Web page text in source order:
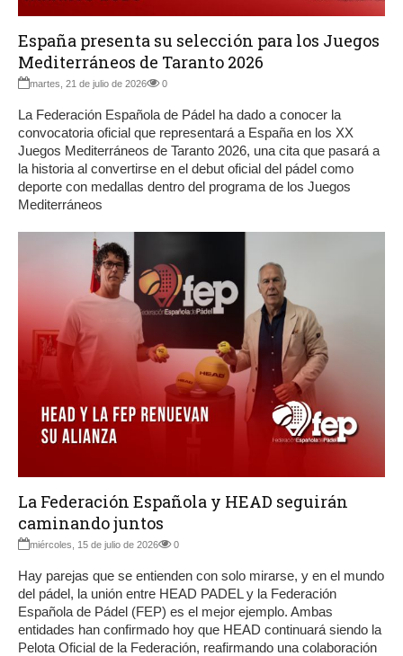
España presenta su selección para los Juegos
Mediterráneos de Taranto 2026
martes, 21 de julio de 2026 0
La Federación Española de Pádel ha dado a conocer la
convocatoria oficial que representará a España en los XX
Juegos Mediterráneos de Taranto 2026, una cita que pasará a
la historia al convertirse en el debut oficial del pádel como
deporte con medallas dentro del programa de los Juegos
Mediterráneos
La Federación Española y HEAD seguirán
caminando juntos
miércoles, 15 de julio de 2026 0
Hay parejas que se entienden con solo mirarse, y en el mundo
del pádel, la unión entre HEAD PADEL y la Federación
Española de Pádel (FEP) es el mejor ejemplo. Ambas
entidades han confirmado hoy que HEAD continuará siendo la
Pelota Oficial de la Federación, reafirmando una colaboración